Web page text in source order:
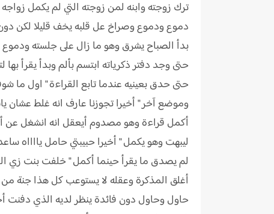
ترك زوجته وابنه لمن زوجته التي لم يكمل زواجه منها ٣ سنوات يعلم أنها فرضت عليه لأنها ابنة خاله ولكن ستظل أمانة يجب أن
دموع ودموع وصراخ عل قلبه يخف قليلا لكن
بدأ الصباح يشرق وهو ما زال على جلسته ودموع
حتى وجد دفتر ذكرياته ابتسم بألم وبدأ يقرأ
حتى حدق بعينيه عندما تابع القراءة " اول ما
وموضع آخر " أخيرا تجوزنا عارف انه غلط
أكمل قراءة وهو مصدوم أيعقل انه انشغل عن
ليبهت وهو يكمل " أخيرا حبيبتي حامل يااااه
لم يصدق ما يقرأ حينما أكمل " خلفت بنت زي
أغلق المذكرة وعقله لا يستوعب كل هذا جنة
حاول وحاول دون فائدة ينظر لديه الذي دفنت